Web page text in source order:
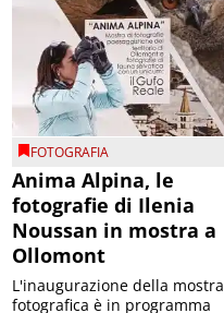
FOTOGRAFIA
Anima Alpina, le
fotografie di Ilenia
Noussan in mostra a
Ollomont
L'inaugurazione della mostra
fotografica è in programma